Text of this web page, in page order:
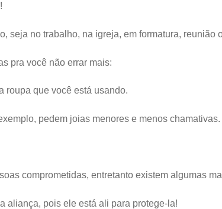
seja no trabalho, na igreja, em formatura, reunião
pra você não errar mais:
roupa que você está usando.
pedem joias menores e menos chamativas.
comprometidas, entretanto existem algumas
aliança, pois ele está ali para protege-la!